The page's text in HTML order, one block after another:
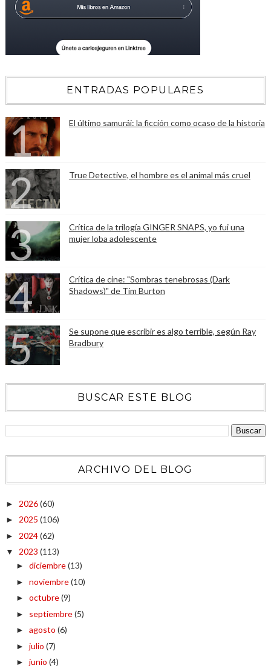
ENTRADAS POPULARES
El último samurái: la ficción como ocaso de la historia
True Detective, el hombre es el animal más cruel
Crítica de la trilogía GINGER SNAPS, yo fui una
mujer loba adolescente
Crítica de cine: "Sombras tenebrosas (Dark
Shadows)" de Tim Burton
Se supone que escribir es algo terrible, según Ray
Bradbury
BUSCAR ESTE BLOG
ARCHIVO DEL BLOG
► 2026(60)
► 2025 (106)
► 2024(62)
▼ 2023 (113)
► diciembre(13)
► noviembre(10)
► octubre(9)
► septiembre(5)
► agosto (6)
► julio (7)
► junio (4)